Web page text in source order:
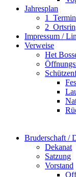
Jahresplan
Impressum /
Verweise
Het
Bruderschaft /
Dekanat
Satzung
Vorstand